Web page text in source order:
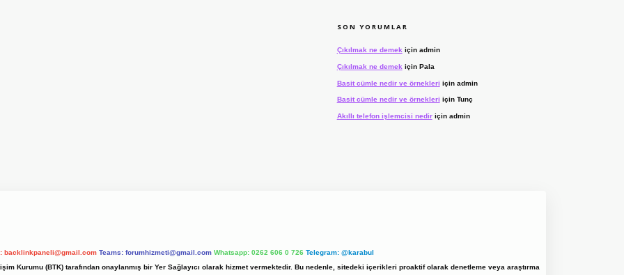
SON YORUMLAR
Çıkılmak ne demekiçin admin
Çıkılmak ne demek için Pala
Basit cümle nedir ve örnekleri için admin
Basit cümle nedir ve örnekleri için Tunç
Akıllı telefon işlemcisi nediriçin admin
backlinkpaneli@gmail.com Teams: forumhizmeti@gmail.com Whatsapp: 0262 606 0 726 Telegram: @karabul
Kurumu (BTK) tarafından onaylanmış bir Yer Sağlayıcı olarak hizmet vermektedir. Bu nedenle, sitedeki içerikleri proaktif olarak denetleme veya araştırma